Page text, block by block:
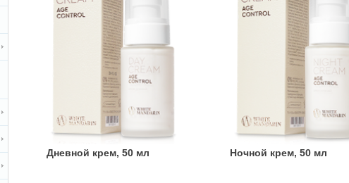
Дневной крем, 50 мл Ночной крем, 50 мл